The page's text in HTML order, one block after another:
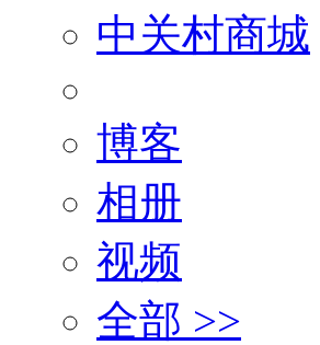
中关村商城
博客
相册
视频
全部 >>